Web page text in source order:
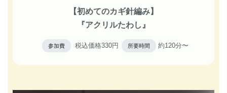
【初めてのカギ針編み】
『アクリルたわし』
参加費 税込価格330円 所要時間 約120分〜